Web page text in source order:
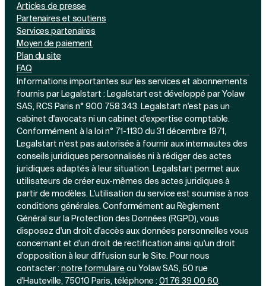
Articles de presse
Partenaires et soutiens
Services partenaires
Moyen de paiement
Plan du site
FAQ
Informations importantes sur les services et abonnements
fournis par Legalstart : Legalstart est développé par Yolaw
SAS, RCS Paris n° 900 758 343. Legalstart n'est pas un
cabinet d'avocats ni un cabinet d'expertise comptable.
Conformément à la loi n° 71-1130 du 31 décembre 1971,
Legalstart n’est pas autorisée à fournir aux internautes des
conseils juridiques personnalisés ni à rédiger des actes
juridiques adaptés à leur situation. Legalstart permet aux
utilisateurs de créer eux-mêmes des actes juridiques à
partir de modèles. L'utilisation du service est soumise à nos
conditions générales. Conformément au Règlement
Général sur la Protection des Données (RGPD), vous
disposez d'un droit d'accès aux données personnelles vous
concernant et d'un droit de rectification ainsi qu'un droit
d'opposition à leur diffusion sur le Site. Pour nous
contacter : notre formulaireou Yolaw SAS, 50 rue
d'Hauteville, 75010 Paris, téléphone : 01 76 39 00 60.